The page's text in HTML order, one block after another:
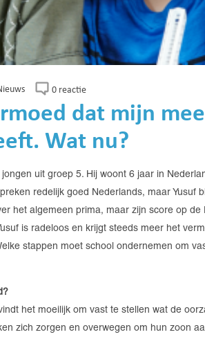
0 reactie
dat mijn
Wat nu?
uit groep 5. Hij woont 6 jaar in
redelijk goed Nederlands, maar Yusuf
het algemeen prima, maar zijn score op
is radeloos en krijgt steeds meer het
stappen moet school ondernemen om
het moeilijk om vast te stellen wat de
zich zorgen en overwegen om hun zoon